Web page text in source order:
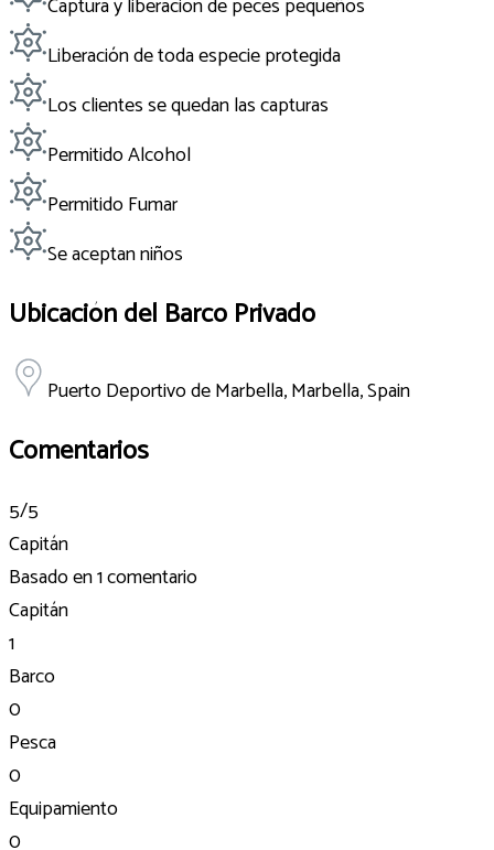
Captura y liberacion de peces pequeños
Liberación de toda especie protegida
Los clientes se quedan las capturas
Permitido Alcohol
Permitido Fumar
Se aceptan niños
Ubicación del Barco Privado
Puerto Deportivo de Marbella, Marbella, Spain
Comentarios
5/5
Capitán
Basado en1 comentario
Capitán
1
Barco
0
Pesca
0
Equipamiento
0